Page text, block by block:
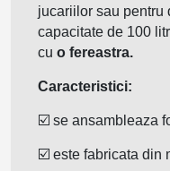
jucariilor sau pentru
capacitate de 100
cu o fereastra.
Caracteristici:
☑️ se ansambleaza
☑️ este fabricata din